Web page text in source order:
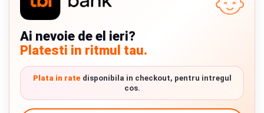
Blog
Regulament giveaway
Showroom
Ai nevoie de el ieri?
Platesti in ritmul tau.
Plata in ratedisponibila in checkout, pentru intregul
cos.